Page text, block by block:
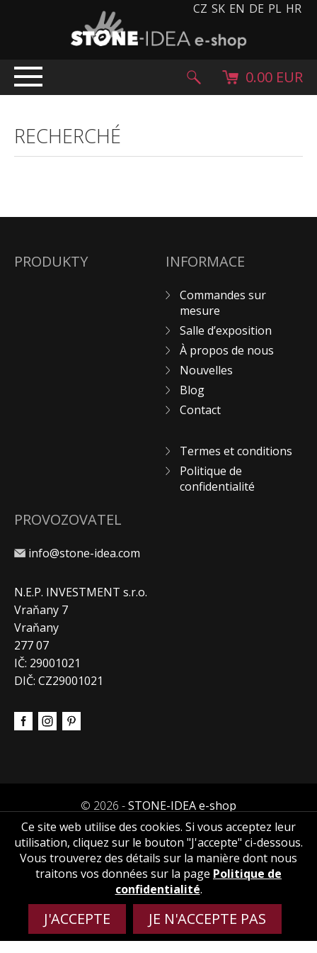
CZ SK EN DE PL HR
E-BOUTIQUE
COMMANDES SUR MESURE
0.00 EUR
RECHERCHÉ
PRODUKTY INFORMACE
Commandes sur
mesure
Salle d’exposition
À propos de nous
Nouvelles
Blog
Contact
Termes et conditions
Politique de
confidentialité
PROVOZOVATEL
info@stone-idea.com
N.E.P. INVESTMENT s.r.o.
Vraňany 7
Vraňany
277 07
IČ: 29001021
DIČ: CZ29001021
© 2026 -STONE-IDEA e-shop
Ce site web utilise des cookies. Si vous acceptez leur
utilisation, cliquez sur le bouton "J'accepte" ci-dessous.
Vous trouverez des détails sur la manière dont nous
traitons vos données sur la page Politique de
confidentialité.